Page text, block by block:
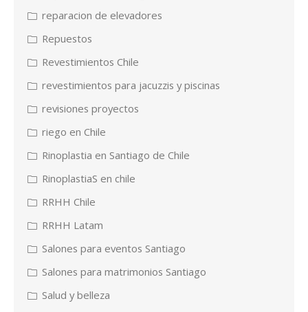
reparacion de elevadores
Repuestos
Revestimientos Chile
revestimientos para jacuzzis y piscinas
revisiones proyectos
riego en Chile
Rinoplastia en Santiago de Chile
RinoplastiaS en chile
RRHH Chile
RRHH Latam
Salones para eventos Santiago
Salones para matrimonios Santiago
Salud y belleza